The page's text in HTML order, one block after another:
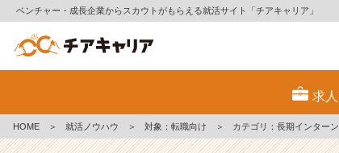
ベンチャー・成長企業からスカウトがもらえる就活サイト「チアキャリア」
策・
就
求
HOME ＞ 就活ノウハウ ＞ 対象：転職向け ＞ カテゴリ：長期インターン